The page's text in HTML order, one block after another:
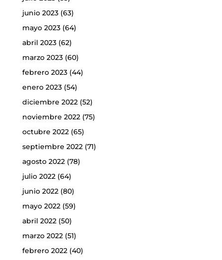
junio 2023(63)
mayo 2023(64)
abril 2023(62)
marzo 2023(60)
febrero 2023(44)
enero 2023(54)
diciembre 2022(52)
noviembre 2022(75)
octubre 2022(65)
septiembre 2022(71)
agosto 2022(78)
julio 2022(64)
junio 2022(80)
mayo 2022(59)
abril 2022(50)
marzo 2022(51)
febrero 2022(40)